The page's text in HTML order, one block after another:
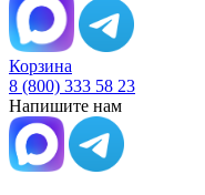
Корзина
8 (800) 333 58 23
Напишите нам